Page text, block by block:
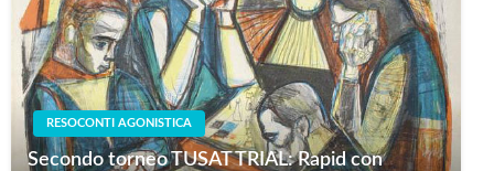
RESOCONTI AGONISTICA
Secondo torneo TUSAT TRIAL: Rapid con